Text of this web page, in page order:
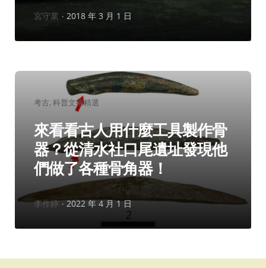
作
宮守業 2018 年 3 月 1 日
分
類：
考古 科普文摘精選
來看看古人用什麼工具製作骨
器？從清水社口尾遺址發現他
們做了各種骨角器！
作
李作婷 2022 年 4 月 1 日